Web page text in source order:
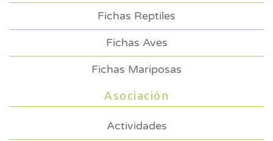
Fichas Reptiles
Fichas Aves
Fichas Mariposas
Asociación
Actividades